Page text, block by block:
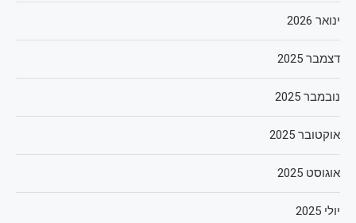
ינואר 2026
דצמבר 2025
נובמבר 2025
אוקטובר 2025
אוגוסט 2025
יולי 2025